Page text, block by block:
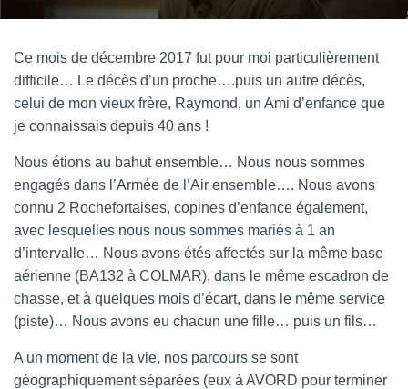
A
I
I
Ce mois de décembre 2017 fut pour moi particulièrement
difficile… Le décès d’un proche….puis un autre décès,
celui de mon vieux frère, Raymond, un Ami d’enfance que
je connaissais depuis 40 ans !
Nous étions au bahut ensemble… Nous nous sommes
engagés dans l’Armée de l’Air ensemble…. Nous avons
connu 2 Rochefortaises, copines d’enfance également,
avec lesquelles nous nous sommes mariés à 1 an
d’intervalle… Nous avons étés affectés sur la même base
aérienne (BA132 à COLMAR), dans le même escadron de
chasse, et à quelques mois d’écart, dans le même service
(piste)… Nous avons eu chacun une fille… puis un fils…
A un moment de la vie, nos parcours se sont
géographiquement séparées (eux à AVORD pour terminer